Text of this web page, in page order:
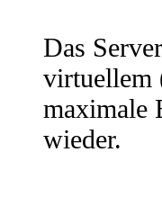
Das
virtuellem
maximale
wieder.